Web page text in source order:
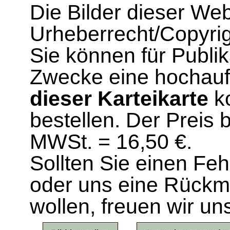
Die Bilder dieser
Urheberrecht/
Sie können für
Zwecke eine
dieser Karteikarte
bestellen. Der Preis
MWSt. = 16,50 €.
Sollten Sie einen
oder uns eine
wollen, freuen wir